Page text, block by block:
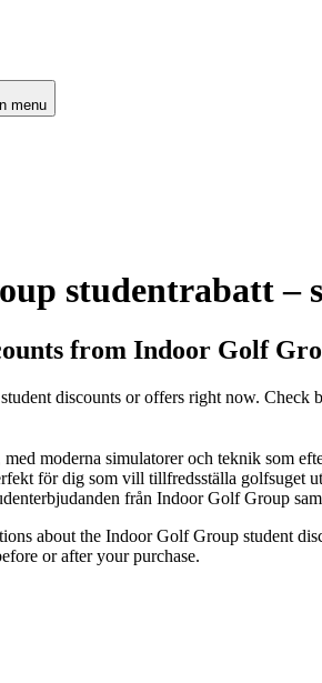
menu
studentrabatt –
from Indoor Golf
discounts or offers right now.
med moderna simulatorer och teknik som
för dig som vill tillfredsställa golfsuget
från Indoor Golf Group
about the Indoor Golf Group student
or after your purchase.